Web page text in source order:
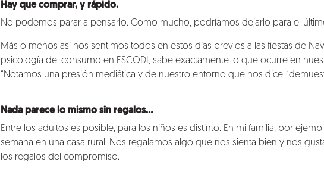
Hay que comprar, y rápido.
No podemos parar a pensarlo. Como mucho, podríamos dejarlo para el
Más o menos así nos sentimos todos en estos días previos a las fiestas de
psicología del consumo en ESCODI, sabe exactamente lo que ocurre en
“Notamos una presión mediática y de nuestro entorno que nos dice:
Nada parece lo mismo sin regalos…
Entre los adultos es posible, para los niños es distinto. En mi familia, por
semana en una casa rural. Nos regalamos algo que nos sienta bien y nos
los regalos del compromiso.